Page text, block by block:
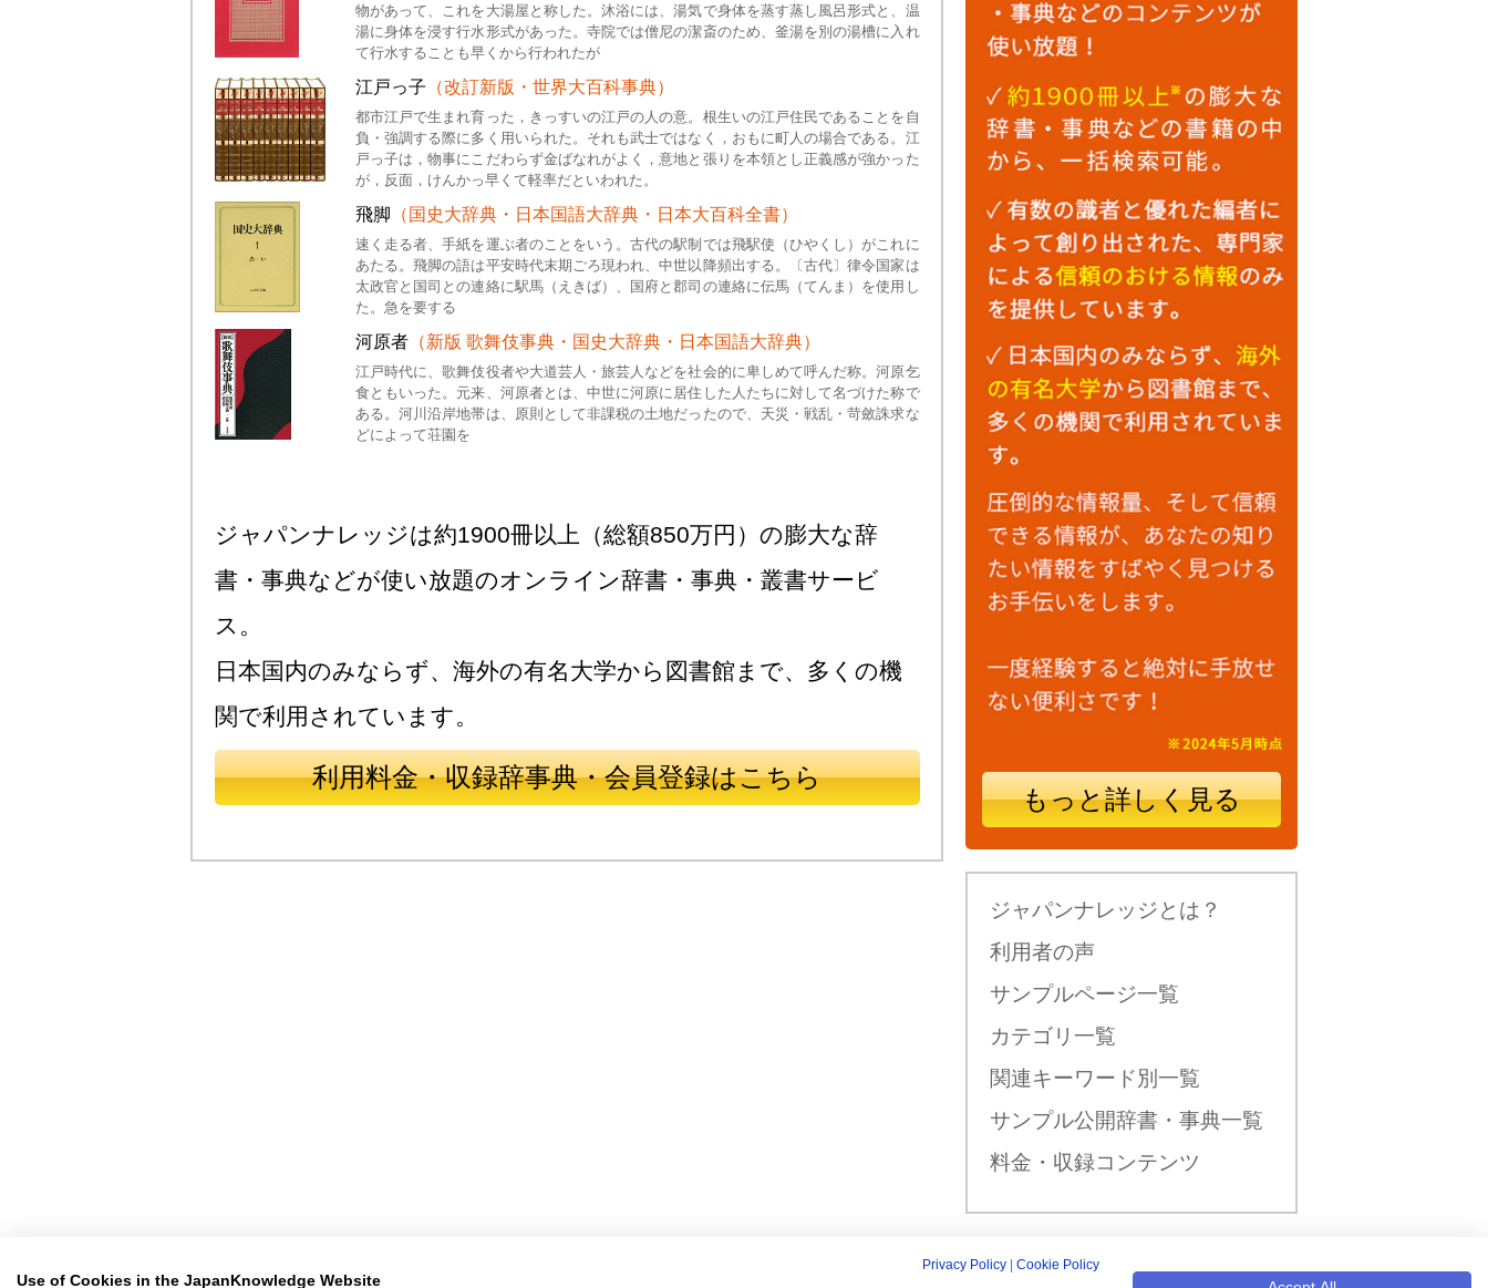
物があって、これを大湯屋と称した。沐浴には、湯気で身体を蒸す蒸し風呂形式と、温
湯に身体を浸す行水形式があった。寺院では僧尼の潔斎のため、釜湯を別の湯槽に入れ
て行水することも早くから行われたが
江戸っ子 （改訂新版・世界大百科事典）
都市江戸で生まれ育った，きっすいの江戸の人の意。根生いの江戸住民であることを自
負・強調する際に多く用いられた。それも武士ではなく，おもに町人の場合である。江
戸っ子は，物事にこだわらず金ばなれがよく，意地と張りを本領とし正義感が強かった
が，反面，けんかっ早くて軽率だといわれた。
飛脚 （国史大辞典・日本国語大辞典・日本大百科全書）
速く走る者、手紙を運ぶ者のことをいう。古代の駅制では飛駅使（ひやくし）がこれに
あたる。飛脚の語は平安時代末期ごろ現われ、中世以降頻出する。〔古代〕律令国家は
太政官と国司との連絡に駅馬（えきば）、国府と郡司の連絡に伝馬（てんま）を使用し
た。急を要する
河原者（新版 歌舞伎事典・国史大辞典・日本国語大辞典）
江戸時代に、歌舞伎役者や大道芸人・旅芸人などを社会的に卑しめて呼んだ称。河原乞
食ともいった。元来、河原者とは、中世に河原に居住した人たちに対して名づけた称で
ある。河川沿岸地帯は、原則として非課税の土地だったので、天災・戦乱・苛斂誅求な
どによって荘園を
ジャパンナレッジは約1900冊以上（総額850万円）の膨大な辞
書・事典などが使い放題のオンライン辞書・事典・叢書サービ
ス。
日本国内のみならず、海外の有名大学から図書館まで、多くの機
関で利用されています。
利用料金・収録辞事典・会員登録はこちら
もっと詳しく見る
ジャパンナレッジとは？
利用者の声
サンプルページ一覧
カテゴリ一覧
関連キーワード別一覧
サンプル公開辞書・事典一覧
料金・収録コンテンツ
新規入会はこちら
Privacy Policy Cookie Policy
Use of Cookies in the JapanKnowledge Website